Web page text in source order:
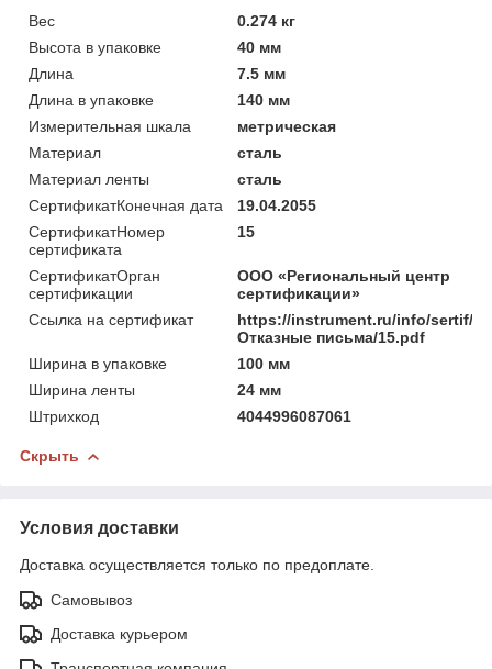
Вес
0.274 кг
Высота в упаковке
40 мм
Длина
7.5 мм
Длина в упаковке
140 мм
Измерительная шкала
метрическая
Материал
сталь
Материал ленты
сталь
СертификатКонечная дата
19.04.2055
СертификатНомер
сертификата
15
СертификатОрган
сертификации
ООО «Региональный центр
сертификации»
Ссылка на сертификат
https://instrument.ru/info/sertif/
Отказные письма/15.pdf
Ширина в упаковке
100 мм
Ширина ленты
24 мм
Штрихкод
4044996087061
Скрыть
Условия доставки
Доставка осуществляется только по предоплате.
Самовывоз
Доставка курьером